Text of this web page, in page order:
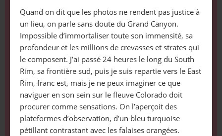
Quand on dit que les photos ne rendent pas justice à
un lieu, on parle sans doute du Grand Canyon.
Impossible d’immortaliser toute son immensité, sa
profondeur et les millions de crevasses et strates qui
le composent. J’ai passé 24 heures le long du South
Rim, sa frontière sud, puis je suis repartie vers le East
Rim, franc est, mais je ne peux imaginer ce que
naviguer en son sein sur le fleuve Colorado doit
procurer comme sensations. On l’aperçoit des
plateformes d’observation, d’un bleu turquoise
pétillant contrastant avec les falaises orangées.